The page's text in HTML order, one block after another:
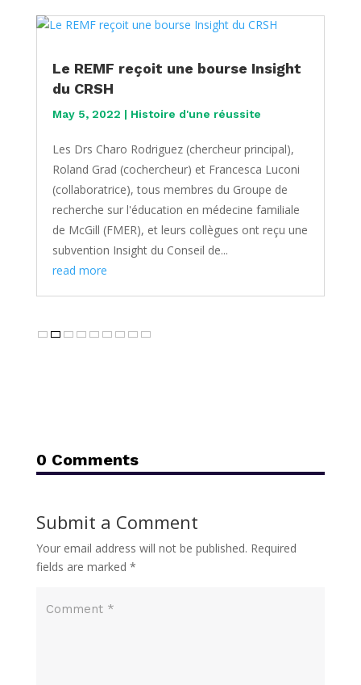
Le REMF reçoit une bourse Insight
du CRSH
May 5, 2022 | Histoire d'une réussite
Les Drs Charo Rodriguez (chercheur principal),
Roland Grad (cochercheur) et Francesca Luconi
(collaboratrice), tous membres du Groupe de
recherche sur l'éducation en médecine familiale
de McGill (FMER), et leurs collègues ont reçu une
subvention Insight du Conseil de...
read more
0 Comments
Submit a Comment
Your email address will not be published. Required
fields are marked *